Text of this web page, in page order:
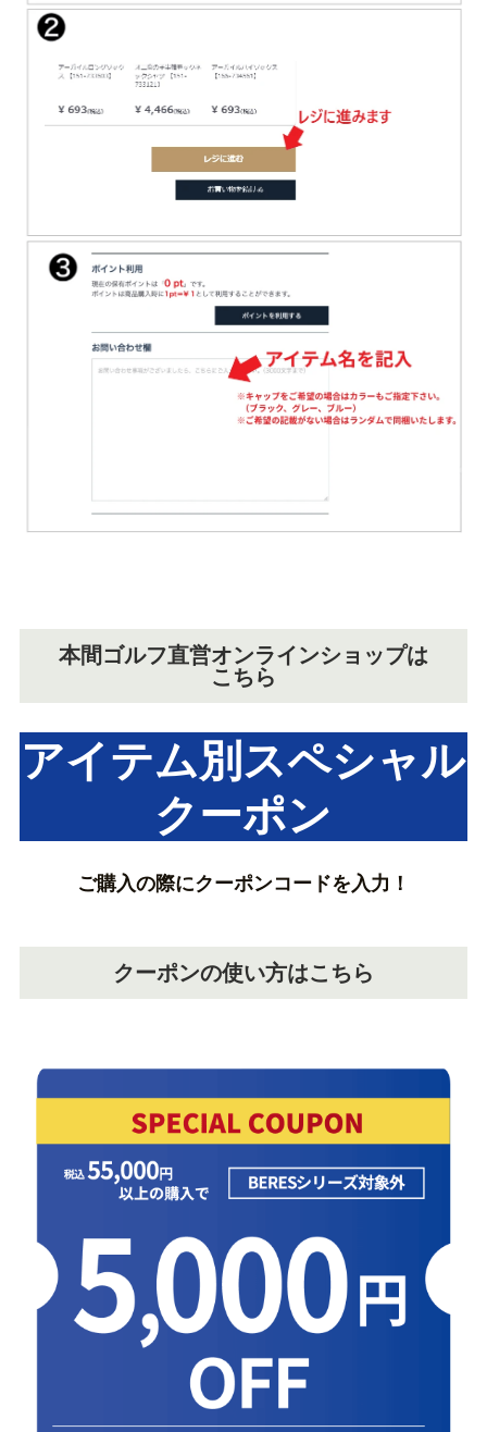
本間ゴルフ直営オンラインショップは
こちら
アイテム別スペシャル
クーポン
ご購入の際にクーポンコードを入力！
クーポンの使い方はこちら